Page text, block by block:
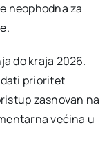
neophodna za
do kraja 2026.
dati prioritet
zasnovan na
većina u